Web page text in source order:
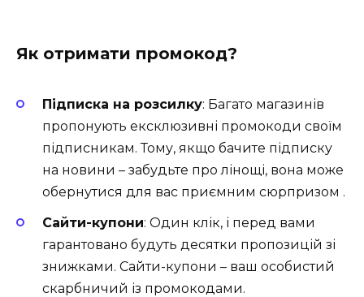
Як отримати промокод?
Підписка на розсилку: Багато магазинів
пропонують ексклюзивні промокоди своїм
підписникам. Тому, якщо бачите підписку
на новини – забудьте про лінощі, вона може
обернутися для вас приємним сюрпризом .
Сайти-купони: Один клік, і перед вами
гарантовано будуть десятки пропозицій зі
знижками. Сайти-купони – ваш особистий
скарбничий із промокодами.